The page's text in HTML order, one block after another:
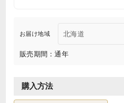
お届け地域
販売期間：通年
購入方法